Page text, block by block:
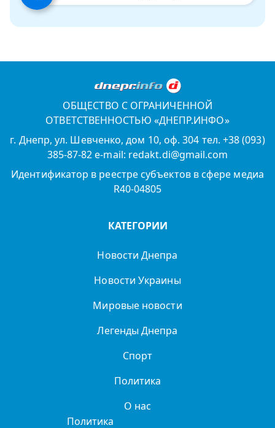
ОБЩЕСТВО С ОГРАНИЧЕННОЙ
ОТВЕТСТВЕННОСТЬЮ «ДНЕПР.ИНФО»
г. Днепр, ул. Шевченко, дом 10, оф. 304 тел. +38 (093)
385-87-82 e-mail: redakt.di@gmail.com
Идентификатор в реестре субъектов в сфере медиа
R40-04805
КАТЕГОРИИ
Новости Днепра
Новости Украины
Мировые новости
Легенды Днепра
Спорт
Политика
О нас
Политика